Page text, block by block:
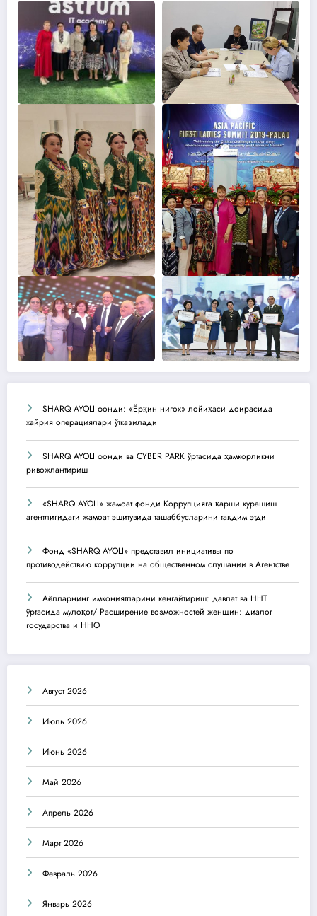
SHARQ AYOLI фонди: «Ёрқин нигох» лойиҳаси доирасида
хайрия операциялари ўтказилади
SHARQ AYOLI фонди ва CYBER PARK ўртасида ҳамкорликни
ривожлантириш
«SHARQ AYOLI» жамоат фонди Коррупцияга қарши курашиш
агентлигидаги жамоат эшитувида ташаббусларини тақдим этди
Фонд «SHARQ AYOLI» представил инициативы по
противодействию коррупции на общественном слушании в Агентстве
Аёлларнинг имкониятларини кенгайтириш: давлат ва ННТ
ўртасида мулоқот/ Расширение возможностей женщин: диалог
государства и ННО
Август 2026
Июль 2026
Июнь 2026
Май 2026
Апрель 2026
Март 2026
Февраль 2026
Январь 2026